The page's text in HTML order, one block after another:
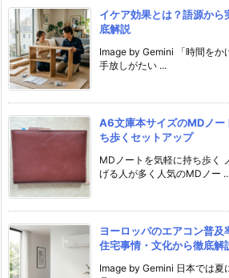
イケア効果とは？語源か
底解説
Image by Gemini 「時間をか
手放しがたい ...
A6文庫本サイズのMDノー
ち歩くセットアップ
MDノートを気軽に持ち歩く
げる人が多く人気のMDノー
ヨーロッパのエアコン普及
住宅事情・文化から徹底解
Image by Gemini 日本では夏